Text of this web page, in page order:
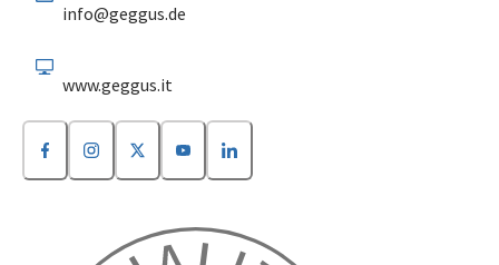
info@geggus.de
www.geggus.it